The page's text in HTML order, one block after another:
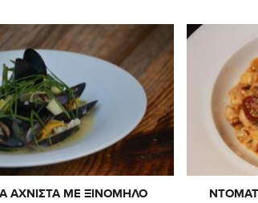
ΑΧΝΙΣΤΆ ΜΕ ΞΙΝΌΜΗΛΟ